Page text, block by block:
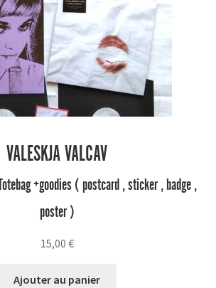
VALESKJA VALCAV
+goodies ( postcard , sticker , badge ,
poster )
15,00 €
Ajouter au panier